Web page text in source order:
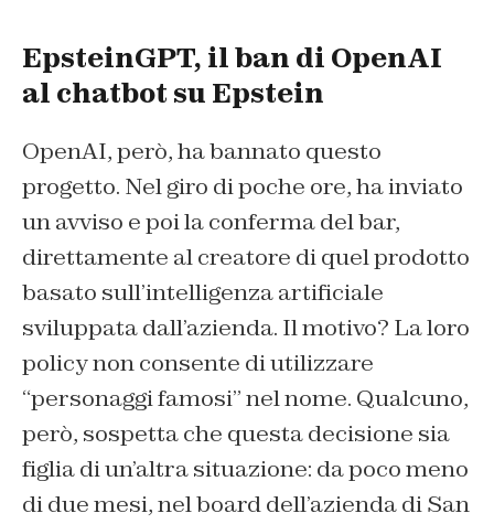
EpsteinGPT, il ban di OpenAI
al chatbot su Epstein
OpenAI, però, ha bannato questo
progetto. Nel giro di poche ore, ha inviato
un avviso e poi la conferma del bar,
direttamente al creatore di quel prodotto
basato sull’intelligenza artificiale
sviluppata dall’azienda. Il motivo? La loro
policy non consente di utilizzare
“personaggi famosi” nel nome. Qualcuno,
però, sospetta che questa decisione sia
figlia di un’altra situazione: da poco meno
di due mesi, nel board dell’azienda di San